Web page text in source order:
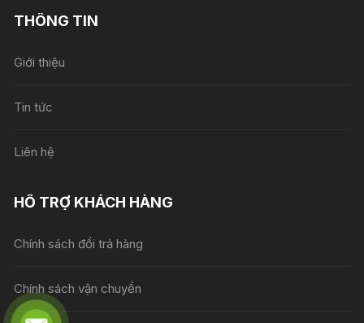
THÔNG TIN
Giới thiệu
Tin tức
Liên hệ
HỖ TRỢ KHÁCH HÀNG
Chính sách đổi trả hàng
Chính sách vận chuyển